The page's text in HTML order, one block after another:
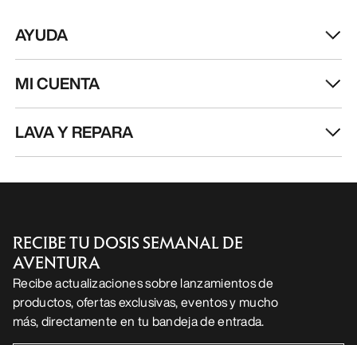
AYUDA
MI CUENTA
LAVA Y REPARA
RECIBE TU DOSIS SEMANAL DE
AVENTURA
Recibe actualizaciones sobre lanzamientos de
productos, ofertas exclusivas, eventos y mucho
más, directamente en tu bandeja de entrada.